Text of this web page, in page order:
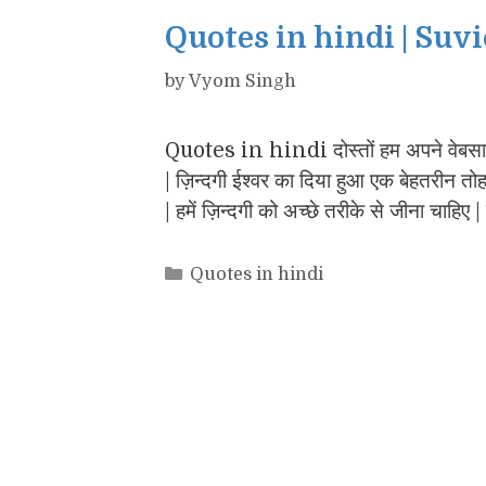
Quotes in hindi |
byVyom Singh
Quotes in hindi दोस्तों हम अपने
| ज़िन्दगी ईश्वर का दिया हुआ एक बेहतरीन
| हमें ज़िन्दगी को अच्छे तरीके से जीना
Categories
Quotes in hindi